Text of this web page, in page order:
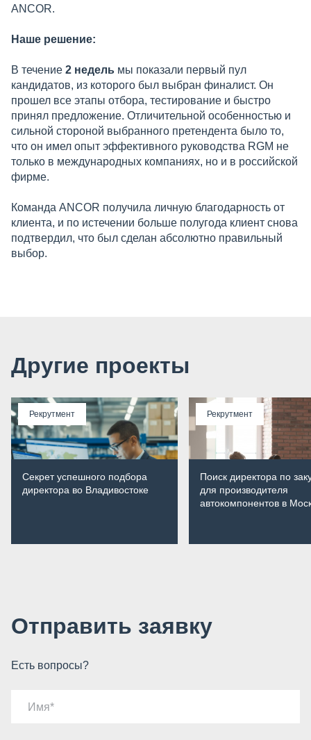
ANCOR.
Наше решение:
В течение 2 недель мы показали первый пул
кандидатов, из которого был выбран финалист. Он
прошел все этапы отбора, тестирование и быстро
принял предложение. Отличительной особенностью и
сильной стороной выбранного претендента было то,
что он имел опыт эффективного руководства RGM не
только в международных компаниях, но и в российской
фирме.
Команда ANCOR получила личную благодарность от
клиента, и по истечении больше полугода клиент снова
подтвердил, что был сделан абсолютно правильный
выбор.
Другие проекты
Рекрутмент
Секрет успешного подбора
директора во Владивостоке
Рекрутмент
Поиск директора по
для производителя
автокомпонентов в
Отправить заявку
Есть вопросы?
Имя